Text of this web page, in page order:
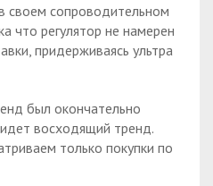
своем сопроводительном
что регулятор не намерен
придерживаясь ультра
был окончательно
восходящий тренд.
только покупки по